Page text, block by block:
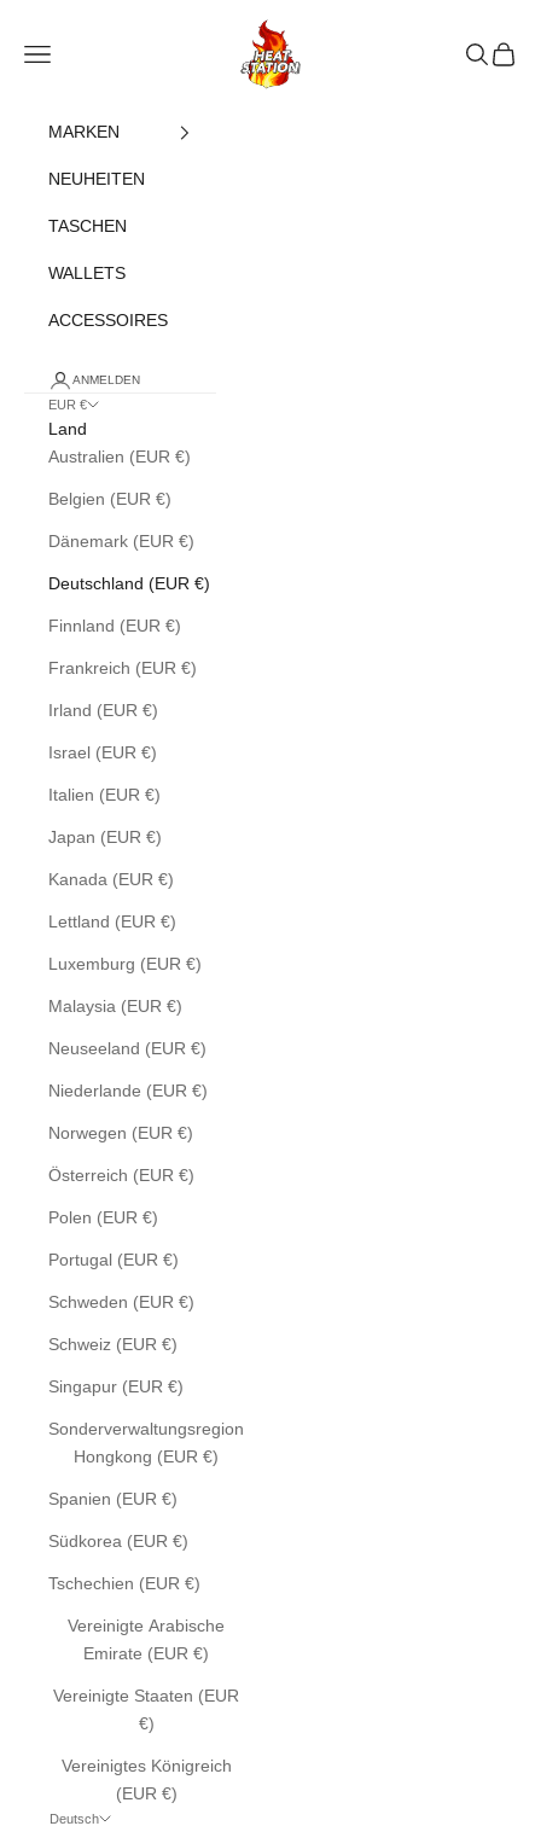
heatstation
Navigationsmenü öffnen
Suche
MARKEN
NEUHEITEN
TASCHEN
WALLETS
ACCESSOIRES
ANMELDEN
EUR €
Land
Australien (EUR €)
Belgien (EUR €)
Dänemark (EUR €)
Deutschland (EUR €)
Finnland (EUR €)
Frankreich (EUR €)
Irland (EUR €)
Israel (EUR €)
Italien (EUR €)
Japan (EUR €)
Kanada (EUR €)
Lettland (EUR €)
Luxemburg (EUR €)
Malaysia (EUR €)
Neuseeland (EUR €)
Niederlande (EUR €)
Norwegen (EUR €)
Österreich (EUR €)
Polen (EUR €)
Portugal (EUR €)
Schweden (EUR €)
Schweiz (EUR €)
Singapur (EUR €)
Sonderverwaltungsregion
Hongkong (EUR €)
Spanien (EUR €)
Südkorea (EUR €)
Tschechien (EUR €)
Vereinigte Arabische
Emirate (EUR €)
Vereinigte Staaten (EUR
€)
Vereinigtes Königreich
(EUR €)
Deutsch